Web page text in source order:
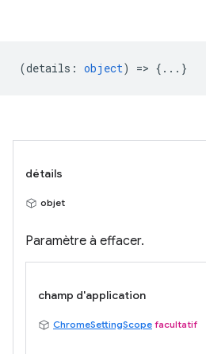
(details : object) => {...}
détails
objet
Paramètre à effacer.
champ d'application
ChromeSettingScope facultatif